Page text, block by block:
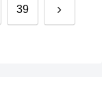
39 次